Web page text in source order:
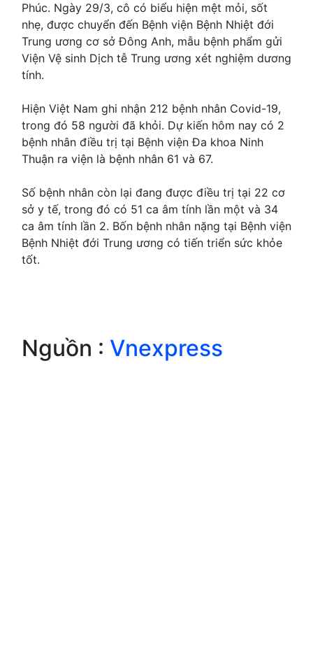
Phúc. Ngày 29/3, cô có biểu hiện mệt mỏi, sốt
nhẹ, được chuyển đến Bệnh viện Bệnh Nhiệt đới
Trung ương cơ sở Đông Anh, mẫu bệnh phẩm gửi
Viện Vệ sinh Dịch tễ Trung ương xét nghiệm dương
tính.
Hiện Việt Nam ghi nhận 212 bệnh nhân Covid-19,
trong đó 58 người đã khỏi. Dự kiến hôm nay có 2
bệnh nhân điều trị tại Bệnh viện Đa khoa Ninh
Thuận ra viện là bệnh nhân 61 và 67.
Số bệnh nhân còn lại đang được điều trị tại 22 cơ
sở y tế, trong đó có 51 ca âm tính lần một và 34
ca âm tính lần 2. Bốn bệnh nhân nặng tại Bệnh viện
Bệnh Nhiệt đới Trung ương có tiến triển sức khỏe
tốt.
Nguồn : Vnexpress